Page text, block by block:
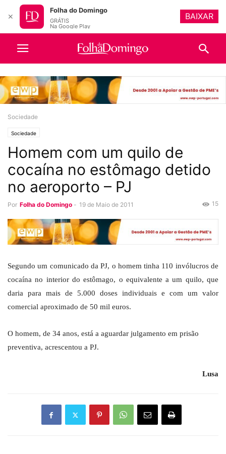
Sociedade
Sociedade
Homem com um quilo de
cocaína no estômago detido
no aeroporto – PJ
Por Folha do Domingo - 19 de Maio de 2011 15
Segundo um comunicado da PJ, o homem tinha 110 invólucros de
cocaína no interior do estômago, o equivalente a um quilo, que
daria para mais de 5.000 doses individuais e com um valor
comercial aproximado de 50 mil euros.
O homem, de 34 anos, está a aguardar julgamento em prisão
preventiva, acrescentou a PJ.
Lusa
✕
Folha do Domingo
GRÁTIS
Na Google Play
BAIXAR